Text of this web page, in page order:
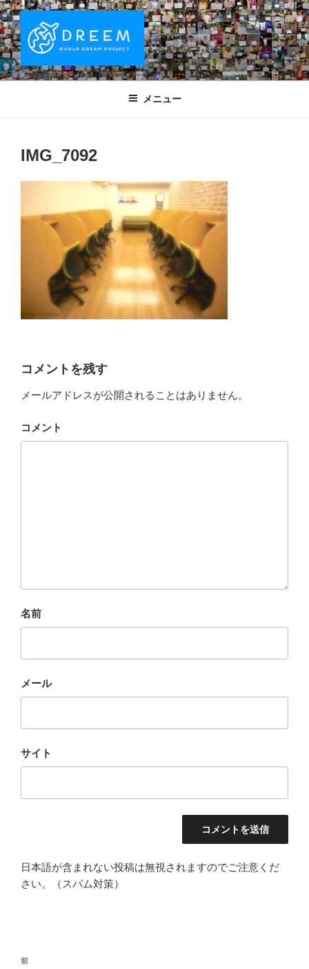
コ
ン
テ
ン
ツ
DREEM | 世界ドリームプロジェクト
WORLD DREAM PROJECT
夢をもつワクワクを世界中に！ Sparks of Joy with dreams for
メニュー
IMG_7092
コメントを残す
メールアドレスが公開されることはありません。
コメント
名前
メール
サイト
日本語が含まれない投稿は無視されますのでご注意くだ
さい。（スパム対策）
投
過
前